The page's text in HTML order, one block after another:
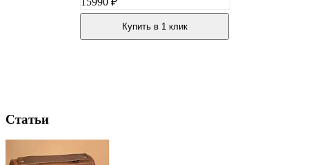
Купить в 1 клик
Статьи